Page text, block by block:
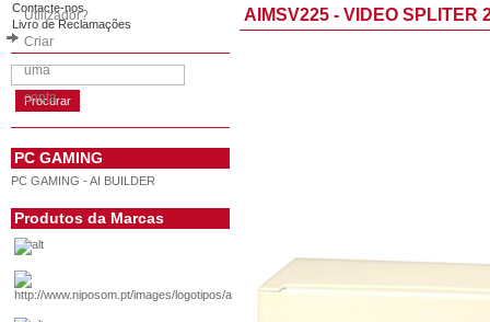
Utilizador?
Criar
uma
conta
Contacte-nos
Livro de Reclamações
PC GAMING
PC GAMING - AI BUILDER
Produtos da Marcas
AIMSV225 - VIDEO SPLITER